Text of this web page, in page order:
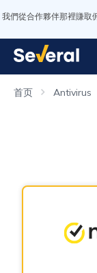
我們從合作夥伴那裡賺取
首页 Antivirus